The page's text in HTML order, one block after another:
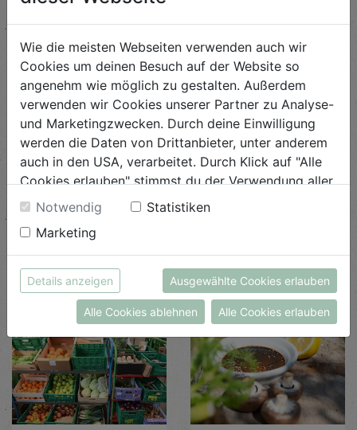
Farm is table
DI, 11. & DO, 13. August
MEHR LESEN MEHR LESEN
Wie die meisten Webseiten verwenden auch wir
Cookies um deinen Besuch auf der Website so
angenehm wie möglich zu gestalten. Außerdem
verwenden wir Cookies unserer Partner zu Analyse-
und Marketingzwecken. Durch deine Einwilligung
werden die Daten von Drittanbieter, unter anderem
auch in den USA, verarbeitet. Durch Klick auf "Alle
Cookies erlauben" stimmst du der Verwendung aller
Cookies zu. Unter "Details anzeigen" findest du alle
Infos zu den unterschiedlichen Cookies, du kannst
auch entscheiden, welche Cookies du erlauben
möchtest.
Weitere Informationen findest du in unserer
Datenschutzerklärungbzw. imImpressum
Notwendig
Statistiken
Marketing
Details anzeigen Ausgewählte Cookies erlauben
Alle Cookies ablehnen Alle Cookies erlauben